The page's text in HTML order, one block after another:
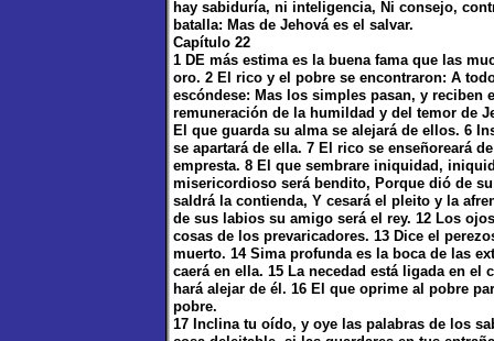
hay sabiduría, ni inteligencia, Ni consejo,
batalla: Mas de Jehová es el salvar.
Capítulo 22
1 DE más estima es la buena fama que las
oro. 2 El rico y el pobre se encontraron: A
escóndese: Mas los simples pasan, y reciben
remuneración de la humildad y del temor de
El que guarda su alma se alejará de ellos. 6
se apartará de ella. 7 El rico se enseñoreará
empresta. 8 El que sembrare iniquidad,
misericordioso será bendito, Porque dió de
saldrá la contienda, Y cesará el pleito y la
de sus labios su amigo será el rey. 12 Los
cosas de los prevaricadores. 13 Dice el
muerto. 14 Sima profunda es la boca de las
caerá en ella. 15 La necedad está ligada en
hará alejar de él. 16 El que oprime al pobre
pobre.
17 Inclina tu oído, y oye las palabras de los